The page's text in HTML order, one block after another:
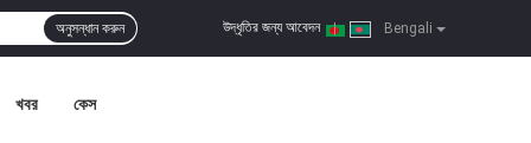
Bengali
উদ্ধৃতির জন্য আবেদন |
অনুসন্ধান করুন
খবর কেস